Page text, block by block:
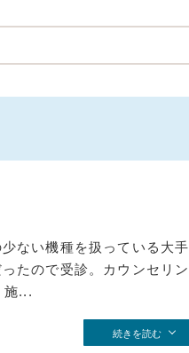
ない機種を扱っている大手
たので受診。カウンセリン
施...
続きを読む